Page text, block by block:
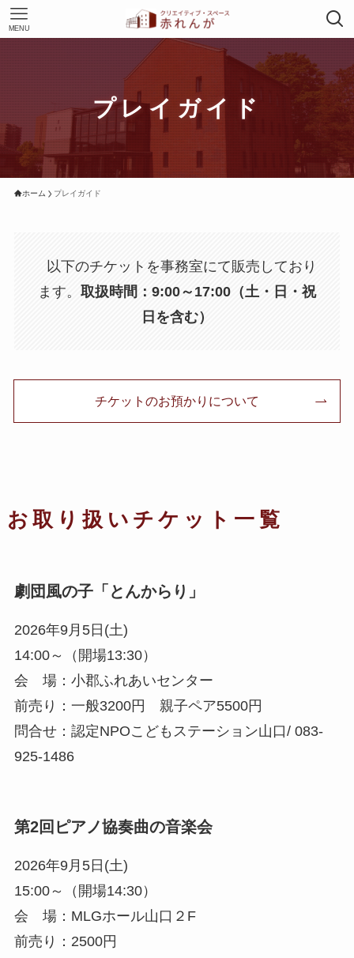
MENU
プレイガイド
ホーム プレイガイド
以下のチケットを事務室にて販売しており
ます。 取扱時間：9:00～17:00（土・日・祝
日を含む）
チケットのお預かりについて
お取り扱いチケット一覧
劇団風の子「とんからり」
2026年9月5日(土)
14:00～（開場13:30）
会 場：小郡ふれあいセンター
前売り：一般3200円 親子ペア5500円
問合せ：認定NPOこどもステーション山口/ 083-
925-1486
第2回ピアノ協奏曲の音楽会
2026年9月5日(土)
15:00～（開場14:30）
会 場：MLGホール山口２F
前売り：2500円